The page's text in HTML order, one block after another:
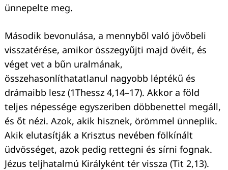
ünnepelte meg.
Második bevonulása, a mennyből való jövőbeli
visszatérése, amikor összegyűjti majd övéit, és
véget vet a bűn uralmának,
összehasonlíthatatlanul nagyobb léptékű és
drámaibb lesz (1Thessz 4,14–17). Akkor a föld
teljes népessége egyszeriben döbbenettel megáll,
és őt nézi. Azok, akik hisznek, örömmel ünneplik.
Akik elutasítják a Krisztus nevében fölkínált
üdvösséget, azok pedig rettegni és sírni fognak.
Jézus teljhatalmú Királyként tér vissza (Tit 2,13).